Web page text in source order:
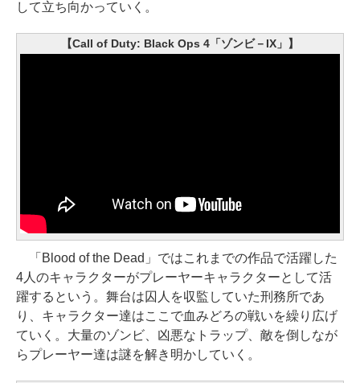
して立ち向かっていく。
【Call of Duty: Black Ops 4「ゾンビ－IX」】
「Blood of the Dead」ではこれまでの作品で活躍した
4人のキャラクターがプレーヤーキャラクターとして活
躍するという。舞台は囚人を収監していた刑務所であ
り、キャラクター達はここで血みどろの戦いを繰り広げ
ていく。大量のゾンビ、凶悪なトラップ、敵を倒しなが
らプレーヤー達は謎を解き明かしていく。